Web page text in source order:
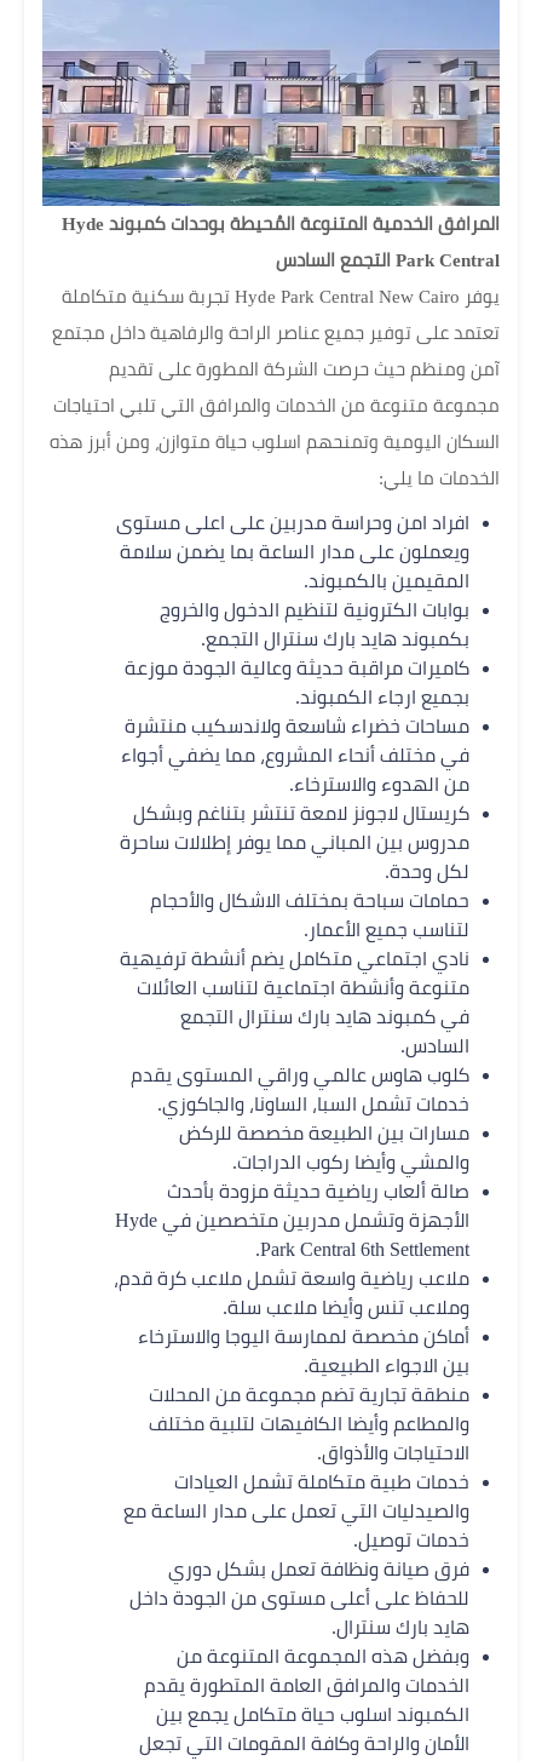
المرافق الخدمية المتنوعة المُحيطة بوحدات كمبوند Hyde
Park Central التجمع السادس
يوفر Hyde Park Central New Cairo تجربة سكنية متكاملة
تعتمد على توفير جميع عناصر الراحة والرفاهية داخل مجتمع
آمن ومنظم حيث حرصت الشركة المطورة على تقديم
مجموعة متنوعة من الخدمات والمرافق التي تلبي احتياجات
السكان اليومية وتمنحهم اسلوب حياة متوازن، ومن أبرز هذه
الخدمات ما يلي:
افراد امن وحراسة مدربين على اعلى مستوى
ويعملون على مدار الساعة بما يضمن سلامة
المقيمين بالكمبوند.
بوابات الكترونية لتنظيم الدخول والخروج
بكمبوند هايد بارك سنترال التجمع.
كاميرات مراقبة حديثة وعالية الجودة موزعة
بجميع ارجاء الكمبوند.
مساحات خضراء شاسعة ولاندسكيب منتشرة
في مختلف أنحاء المشروع، مما يضفي أجواء
من الهدوء والاسترخاء.
كريستال لاجونز لامعة تنتشر بتناغم وبشكل
مدروس بين المباني مما يوفر إطلالات ساحرة
لكل وحدة.
حمامات سباحة بمختلف الاشكال والأحجام
لتناسب جميع الأعمار.
نادي اجتماعي متكامل يضم أنشطة ترفيهية
متنوعة وأنشطة اجتماعية لتناسب العائلات
في كمبوند هايد بارك سنترال التجمع
السادس.
كلوب هاوس عالمي وراقي المستوى يقدم
خدمات تشمل السبا، الساونا، والجاكوزي.
مسارات بين الطبيعة مخصصة للركض
والمشي وأيضا ركوب الدراجات.
صالة ألعاب رياضية حديثة مزودة بأحدث
الأجهزة وتشمل مدربين متخصصين في Hyde
Park Central 6th Settlement.
ملاعب رياضية واسعة تشمل ملاعب كرة قدم،
وملاعب تنس وأيضا ملاعب سلة.
أماكن مخصصة لممارسة اليوجا والاسترخاء
بين الاجواء الطبيعية.
منطقة تجارية تضم مجموعة من المحلات
والمطاعم وأيضا الكافيهات لتلبية مختلف
الاحتياجات والأذواق.
خدمات طبية متكاملة تشمل العيادات
والصيدليات التي تعمل على مدار الساعة مع
خدمات توصيل.
فرق صيانة ونظافة تعمل بشكل دوري
للحفاظ على أعلى مستوى من الجودة داخل
هايد بارك سنترال.
وبفضل هذه المجموعة المتنوعة من
الخدمات والمرافق العامة المتطورة يقدم
الكمبوند اسلوب حياة متكامل يجمع بين
الأمان والراحة وكافة المقومات التي تجعل